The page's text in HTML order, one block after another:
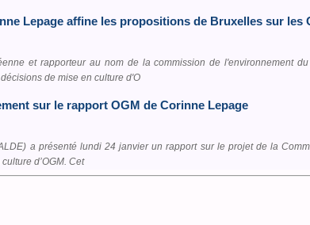
Lepage affine les propositions de Bruxelles sur les
et rapporteur au nom de la commission de l'environnement
de mise en culture d'O
sur le rapport OGM de Corinne Lepage
a présenté lundi 24 janvier un rapport sur le projet de la
d’OGM. Cet